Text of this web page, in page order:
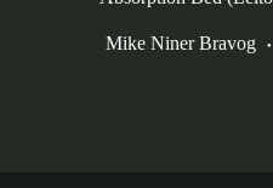
Mike Niner Bravog